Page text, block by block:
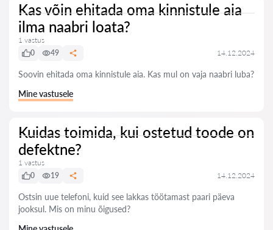
Kas võin ehitada oma kinnistule aia
ilma naabri loata?
1 vastus
0
49 14.12.2024
Soovin ehitada oma kinnistule aia. Kas mul on vaja naabri luba?
Mine vastusele
Kuidas toimida, kui ostetud toode on
defektne?
1 vastus
0
19 14.12.2024
Ostsin uue telefoni, kuid see lakkas töötamast paari päeva
jooksul. Mis on minu õigused?